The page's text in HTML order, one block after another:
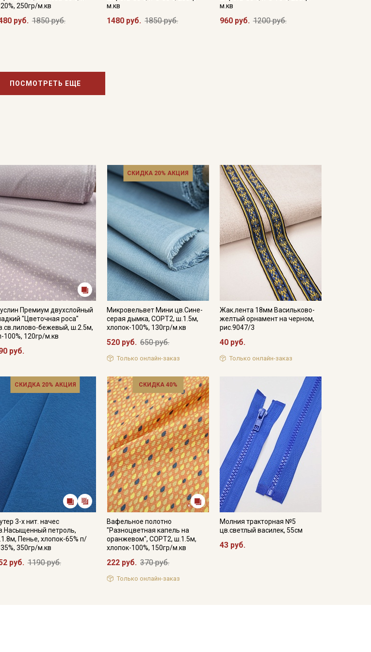
250гр/м.кв
руб. 1850 руб.
м.кв
1480 руб. 1850 руб.
м.кв
960 руб. 1200 руб.
ПОСМОТРЕТЬ ЕЩЕ
Премиум двухслойный
"Цветочная роса"
бежевый, ш.2.5м,
100%, 120гр/м.кв
руб.
СКИДКА 20% АКЦИЯ
Микровельвет Мини цв.Сине-
серая дымка, СОРТ2, ш.1.5м,
хлопок-100%, 130гр/м.кв
520 руб. 650 руб.
Только онлайн-заказ
Жак.лента 18мм Васильково-
желтый орнамент на черном,
рис.9047/3
40 руб.
Только онлайн-заказ
СКИДКА 20% АКЦИЯ
3-х нит. начес
петроль,
Пенье, хлопок-65% п/
350гр/м.кв
руб. 1190 руб.
СКИДКА 40%
Вафельное полотно
"Разноцветная капель на
оранжевом", СОРТ2, ш.1.5м,
хлопок-100%, 150гр/м.кв
222 руб. 370 руб.
Только онлайн-заказ
Молния тракторная №5
цв.светлый василек, 55см
43 руб.